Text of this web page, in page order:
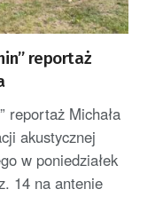
reportaż
reportaż Michała
akustycznej
w poniedziałek
14 na antenie